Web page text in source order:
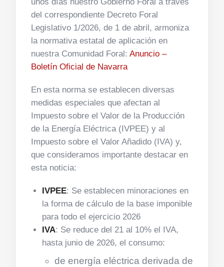
unos días nuestro Gobierno Foral a través
del correspondiente Decreto Foral
Legislativo 1/2026, de 1 de abril, armoniza
la normativa estatal de aplicación en
nuestra Comunidad Foral:Anuncio –
Boletín Oficial de Navarra
En esta norma se establecen diversas
medidas especiales que afectan al
Impuesto sobre el Valor de la Producción
de la Energía Eléctrica (IVPEE) y al
Impuesto sobre el Valor Añadido (IVA) y,
que consideramos importante destacar en
esta noticia:
IVPEE: Se establecen minoraciones en
la forma de cálculo de la base imponible
para todo el ejercicio 2026
IVA: Se reduce del 21 al 10% el IVA,
hasta junio de 2026, el consumo:
de energía eléctrica derivada de